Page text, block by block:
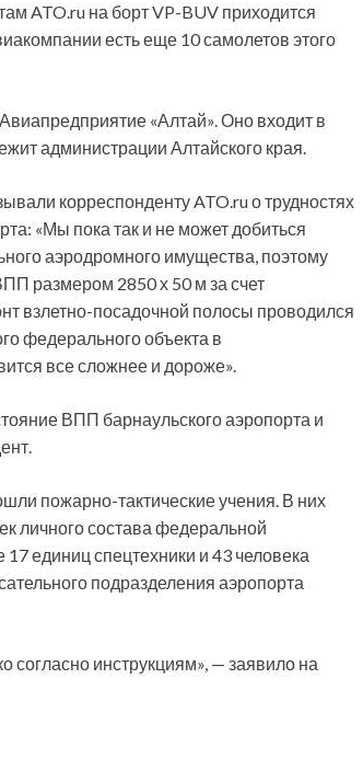
ATO.ru на борт VP-BUV приходится
есть еще 10 самолетов этого
«Алтай». Оно входит в
администрации Алтайского края.
корреспонденту ATO.ru о трудностях
«Мы пока так и не может добиться
аэродромного имущества, поэтому
размером 2850 х 50 м за счет
взлетно-посадочной полосы проводился
федерального объекта в
все сложнее и дороже».
ВПП барнаульского аэропорта и
пожарно-тактические учения. В них
личного состава федеральной
единиц спецтехники и 43 человека
подразделения аэропорта
согласно инструкциям», — заявило на